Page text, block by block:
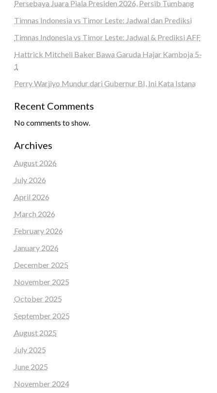
Persebaya Juara Piala Presiden 2026, Persib Tumbang
Timnas Indonesia vs Timor Leste: Jadwal dan Prediksi
Timnas Indonesia vs Timor Leste: Jadwal & Prediksi AFF
Hattrick Mitchell Baker Bawa Garuda Hajar Kamboja 5-
1
Perry Warjiyo Mundur dari Gubernur BI, Ini Kata Istana
Recent Comments
No comments to show.
Archives
August 2026
July 2026
April 2026
March 2026
February 2026
January 2026
December 2025
November 2025
October 2025
September 2025
August 2025
July 2025
June 2025
November 2024